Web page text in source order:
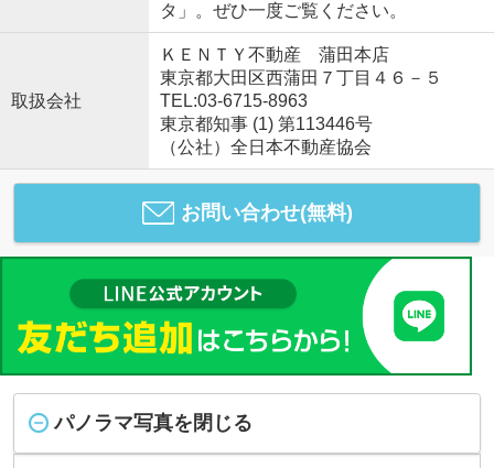
タ」。ぜひ一度ご覧ください。
取扱会社
ＫＥＮＴＹ不動産 蒲田本店
東京都大田区西蒲田７丁目４６－５
TEL:03-6715-8963
東京都知事 (1) 第113446号
（公社）全日本不動産協会
お問い合わせ(無料)
パノラマ写真を閉じる